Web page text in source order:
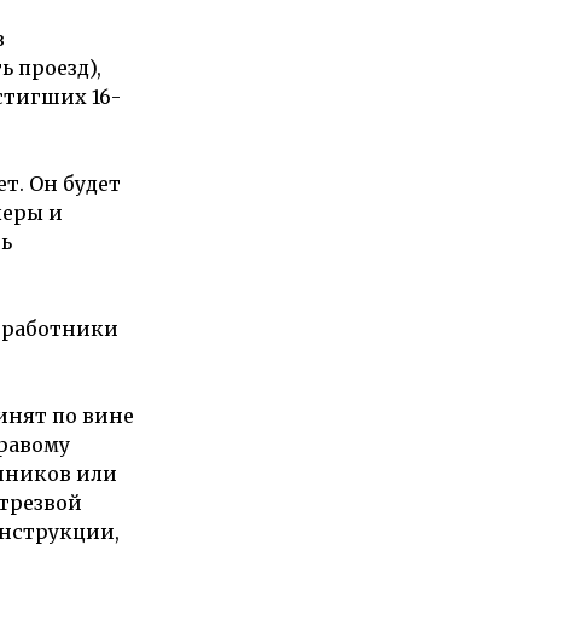
проезд),
16-
Он будет
и
по вине
или